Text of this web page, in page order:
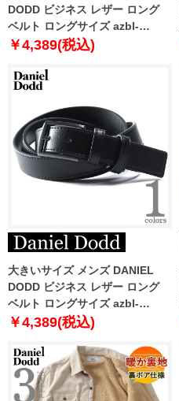
DODD ビジネス レザー ロング
ベルト ロングサイズ azbl-
229005
￥4,389(税込)
大きいサイズ メンズ DANIEL
DODD ビジネス レザー ロング
ベルト ロングサイズ azbl-
229011
￥4,389(税込)